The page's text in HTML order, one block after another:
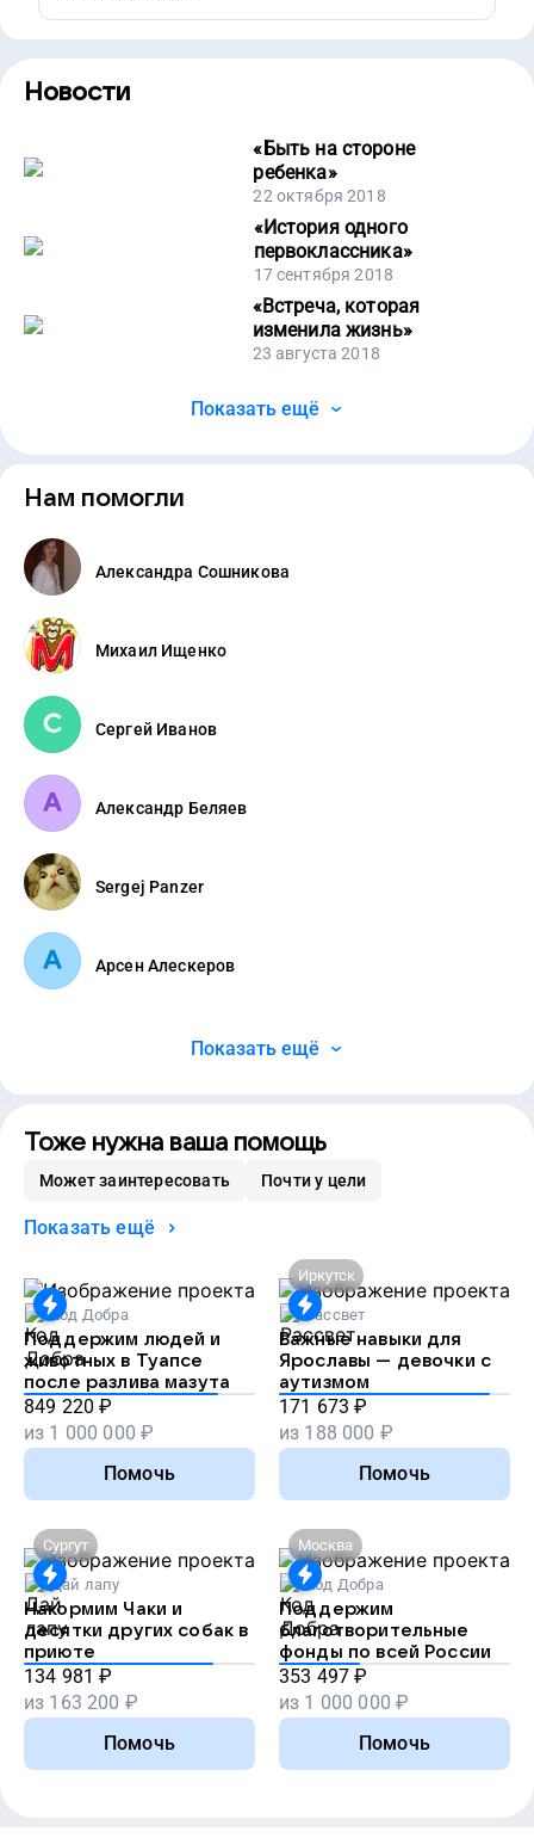
Новости
« Быть на стороне
ребенка»
22 октября 2018
«История одного
первоклассника»
17 сентября 2018
«Встреча, которая
изменила жизнь»
23 августа 2018
Показать ещё
Нам помогли
Александра Сошникова
Михаил Ищенко
Сергей Иванов
Александр Беляев
Sergej Panzer
Арсен Алескеров
Показать ещё
Тоже нужна ваша помощь
Может заинтересовать Почти у цели
Показать ещё
Код Добра
Поддержим людей и
животных в Туапсе
после разлива мазута
849 220 ₽
из 1 000 000 ₽
Помочь
Иркутск
Рассвет
Важные навыки для
Ярославы — девочки с
аутизмом
171 673 ₽
из 188 000 ₽
Помочь
Сургут
Дай лапу
Накормим Чаки и
десятки других собак в
приюте
134 981 ₽
из 163 200 ₽
Помочь
Москва
Код Добра
Поддержим
благотворительные
фонды по всей России
353 497 ₽
из 1 000 000 ₽
Помочь